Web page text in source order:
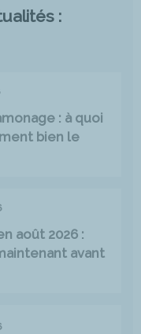
:
: à quoi
bien le
août 2026 :
avant